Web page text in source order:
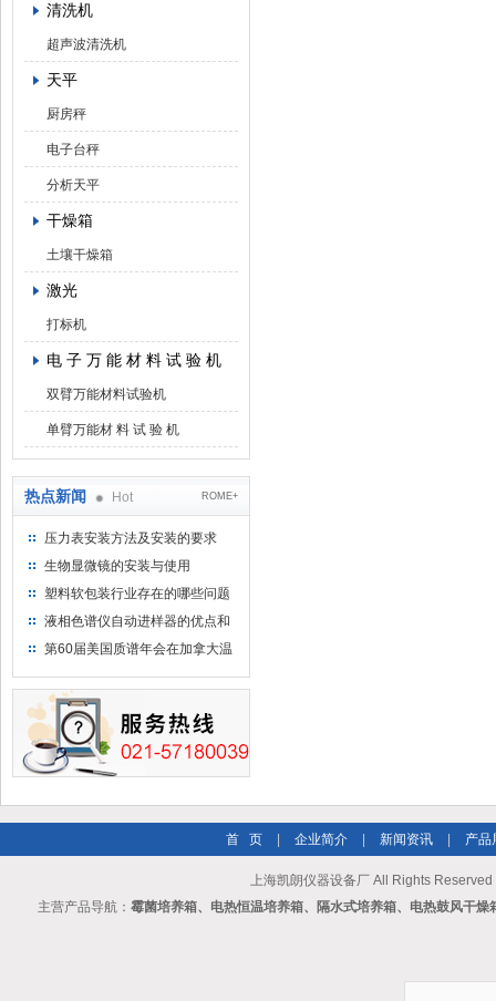
清洗机
超声波清洗机
天平
厨房秤
电子台秤
分析天平
干燥箱
土壤干燥箱
激光
打标机
电 子 万 能 材 料 试 验 机
双臂万能材料试验机
单臂万能材 料 试 验 机
热点新闻 Hot ROME+
压力表安装方法及安装的要求
生物显微镜的安装与使用
塑料软包装行业存在的哪些问题
液相色谱仪自动进样器的优点和
维护
第60届美国质谱年会在加拿大温
首 页 企业简介 新闻资讯 产品
上海凯朗仪器设备厂 All Rights Reserved
主营产品导航： 霉菌培养箱、电热恒温培养箱、隔水式培养箱、电热鼓风干